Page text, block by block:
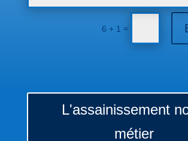
6 + 1 =
L'assainissement
métier